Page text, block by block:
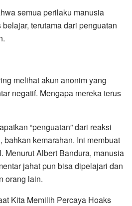
semua perilaku manusia
terutama dari penguatan
melihat akun anonim yang
negatif. Mengapa mereka terus
“penguatan” dari reaksi
bahkan kemarahan. Ini membuat
Menurut Albert Bandura, manusia
jahat pun bisa dipelajari dan
orang lain.
Kita Memilih Percaya Hoaks